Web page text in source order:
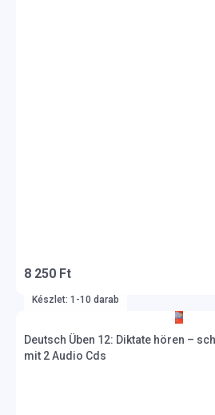
8 250 Ft
Készlet: 1-10 darab
Deutsch Üben 12: Diktate hören –
mit 2 Audio Cds